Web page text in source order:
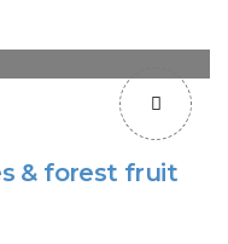
& forest fruit